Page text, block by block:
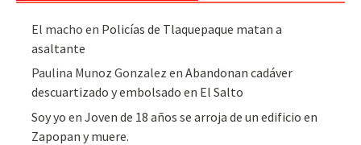
El macho en Policías de Tlaquepaque matan a
asaltante
Paulina Munoz Gonzalez enAbandonan cadáver
descuartizado y embolsado en El Salto
Soy yo enJoven de 18 años se arroja de un edificio en
Zapopan y muere.